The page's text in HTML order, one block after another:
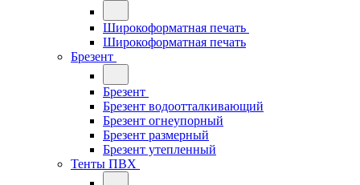
Широкоформатная печать
Широкоформатная печать
Брезент
Брезент
Брезент водоотталкивающий
Брезент огнеупорный
Брезент размерный
Брезент утепленный
Тенты ПВХ